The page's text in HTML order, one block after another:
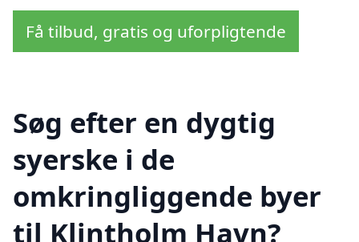
Få tilbud, gratis og uforpligtende
Søg efter en dygtig
syerske i de
omkringliggende byer
til Klintholm Havn?